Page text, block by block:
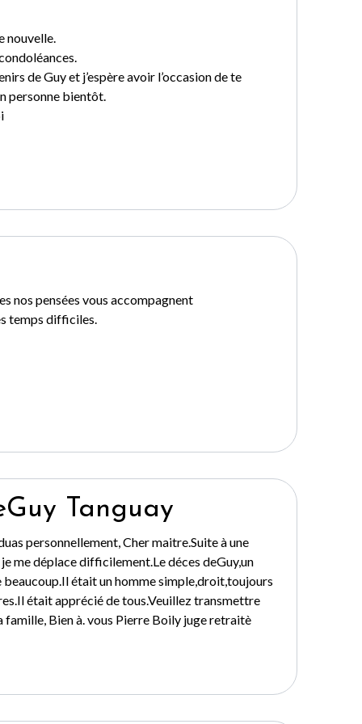
nouvelle.
de Guy et j’espère avoir l’occasion de te
personne bientôt.
nos pensées vous accompagnent
temps difficiles.
Tanguay
personnellement, Cher maitre.Suite à une
me déplace difficilement.Le déces deGuy,un
était un homme simple,droit,toujours
était apprécié de tous.Veuillez transmettre
famille, Bien à. vous Pierre Boily juge retraitè